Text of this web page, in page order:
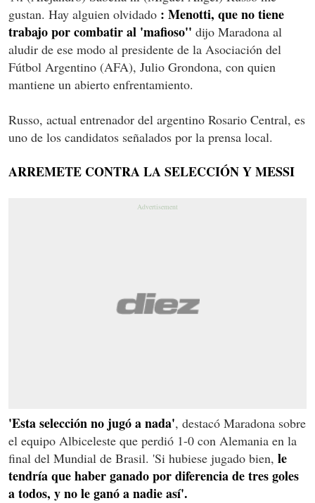
gustan. Hay alguien olvidado : Menotti, que no tiene
trabajo por combatir al 'mafioso'' dijo Maradona al
aludir de ese modo al presidente de la Asociación del
Fútbol Argentino (AFA), Julio Grondona, con quien
mantiene un abierto enfrentamiento.
Russo, actual entrenador del argentino Rosario Central, es
uno de los candidatos señalados por la prensa local.
ARREMETE CONTRA LA SELECCIÓN Y MESSI
'Esta selección no jugó a nada', destacó Maradona sobre
el equipo Albiceleste que perdió 1-0 con Alemania en la
final del Mundial de Brasil. 'Si hubiese jugado bien, le
tendría que haber ganado por diferencia de tres goles
a todos, y no le ganó a nadie así'.